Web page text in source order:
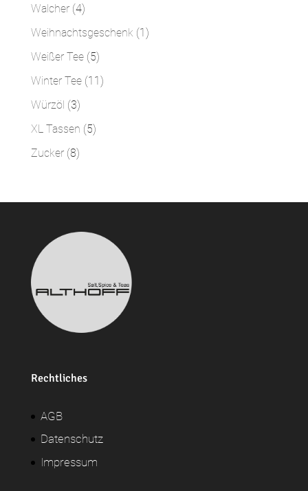
Walcher 44
Produkte
Weihnachtsgeschenk 11
Weißer Tee 55
Produkte
Winter Tee 1111
Würzöl 33
Produkte
XL Tassen 55
Zucker 88
Rechtliches
AGB
Datenschutz
Impressum